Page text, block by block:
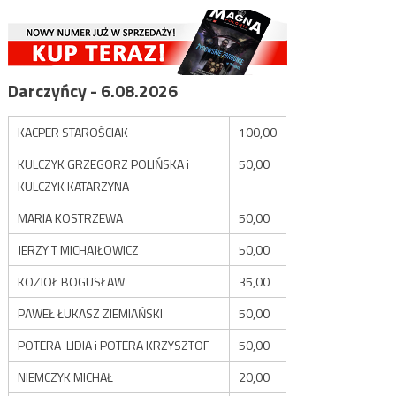
Darczyńcy - 6.08.2026
KACPER STAROŚCIAK
100,00
KULCZYK GRZEGORZ POLIŃSKA i
KULCZYK KATARZYNA
50,00
MARIA KOSTRZEWA
50,00
JERZY T MICHAJŁOWICZ
50,00
KOZIOŁ BOGUSŁAW
35,00
PAWEŁ ŁUKASZ ZIEMIAŃSKI
50,00
POTERA LIDIA i POTERA KRZYSZTOF
50,00
NIEMCZYK MICHAŁ
20,00